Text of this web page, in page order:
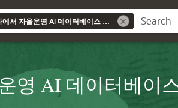
전용 Exadata 인프라에서 자율운영 AI 데이터베이스 사용
영 AI 데이터베이